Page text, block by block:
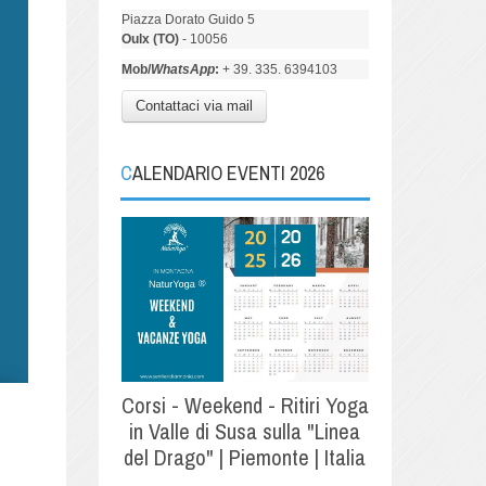
Piazza Dorato Guido 5
Oulx (TO)- 10056
Mob/WhatsApp: + 39. 335. 6394103
Contattaci via mail
CALENDARIO EVENTI 2026
Corsi - Weekend - Ritiri Yoga
in Valle di Susa sulla "Linea
del Drago" | Piemonte | Italia